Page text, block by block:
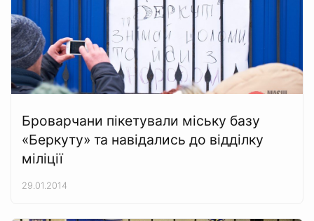
Броварчани пікетували міську базу
«Беркуту» та навідались до відділку
міліції
29.01.2014